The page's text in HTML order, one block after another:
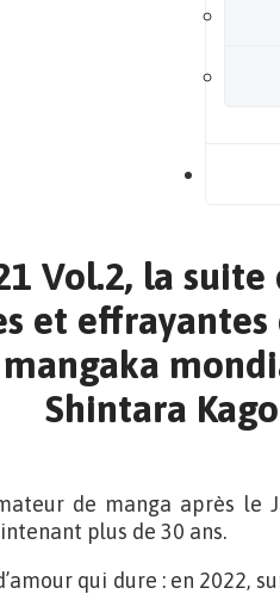
Vol.2, la suite
et effrayantes
mangaka
Shintara Kago
de manga après le
plus de 30 ans.
qui dure : en 2022,